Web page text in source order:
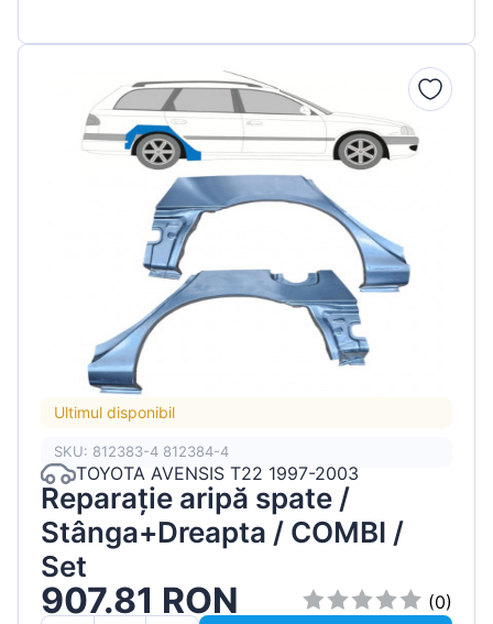
Ultimul disponibil
SKU: 812383-4 812384-4
TOYOTA AVENSIS T22 1997-2003
Reparație aripă spate /
Stânga+Dreapta / COMBI /
Set
907.81 RON
(0)